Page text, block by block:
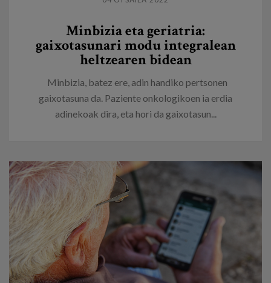
Minbizia eta geriatria:
gaixotasunari modu integralean
heltzearen bidean
Minbizia, batez ere, adin handiko pertsonen
gaixotasuna da. Paziente onkologikoen ia erdia
adinekoak dira, eta hori da gaixotasun...